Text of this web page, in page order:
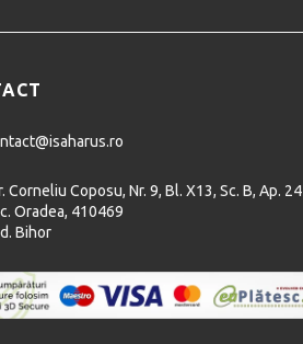
Corneliu Coposu, Nr. 9, Bl. X13, Sc. B, Ap. 24
Oradea, 410469
Bihor